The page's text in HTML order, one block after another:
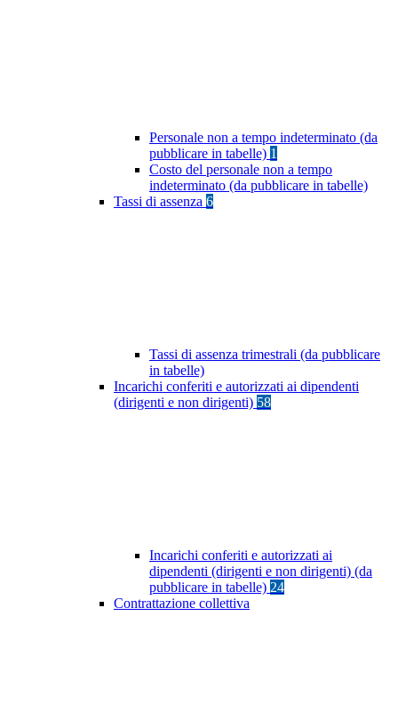
Personale non a tempo indeterminato (da
pubblicare in tabelle) 1
Costo del personale non a tempo
indeterminato (da pubblicare in tabelle)
Tassi di assenza 6
Tassi di assenza trimestrali (da pubblicare
in tabelle)
Incarichi conferiti e autorizzati ai dipendenti
(dirigenti e non dirigenti) 58
Incarichi conferiti e autorizzati ai
dipendenti (dirigenti e non dirigenti) (da
pubblicare in tabelle) 24
Contrattazione collettiva